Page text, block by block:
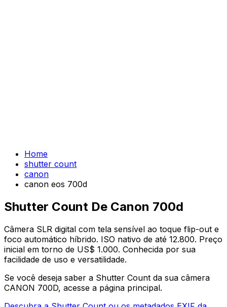
Home
shutter count
canon
canon eos 700d
Shutter Count De Canon 700d
Câmera SLR digital com tela sensível ao toque flip-out e
foco automático híbrido. ISO nativo de até 12.800. Preço
inicial em torno de US$ 1.000. Conhecida por sua
facilidade de uso e versatilidade.
Se você deseja saber a Shutter Count da sua câmera
CANON 700D, acesse a página principal.